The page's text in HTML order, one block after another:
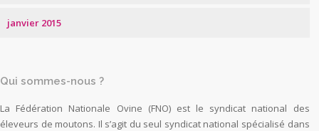
janvier 2015
Qui sommes-nous ?
La Fédération Nationale Ovine (FNO) est le syndicat national des
éleveurs de moutons. Il s’agit du seul syndicat national spécialisé dans